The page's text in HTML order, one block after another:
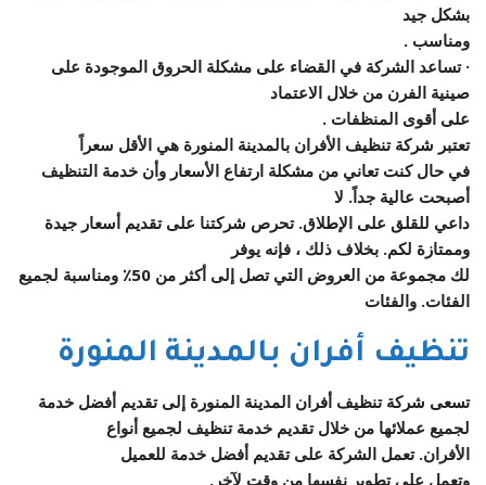
بشكل جيد
ومناسب .
· تساعد الشركة في القضاء على مشكلة الحروق الموجودة على
صينية الفرن من خلال الاعتماد
على أقوى المنظفات .
تعتبر شركة تنظيف الأفران بالمدينة المنورة هي الأقل سعراً
في حال كنت تعاني من مشكلة ارتفاع الأسعار وأن خدمة التنظيف
أصبحت عالية جداً. لا
داعي للقلق على الإطلاق. تحرص شركتنا على تقديم أسعار جيدة
وممتازة لكم. بخلاف ذلك ، فإنه يوفر
لك مجموعة من العروض التي تصل إلى أكثر من 50٪ ومناسبة لجميع
الفئات. والفئات
تنظيف أفران بالمدينة المنورة
تسعى شركة تنظيف أفران المدينة المنورة إلى تقديم أفضل خدمة
لجميع عملائها من خلال تقديم خدمة تنظيف لجميع أنواع
الأفران. تعمل الشركة على تقديم أفضل خدمة للعميل
وتعمل على تطوير نفسها من وقت لآخر.